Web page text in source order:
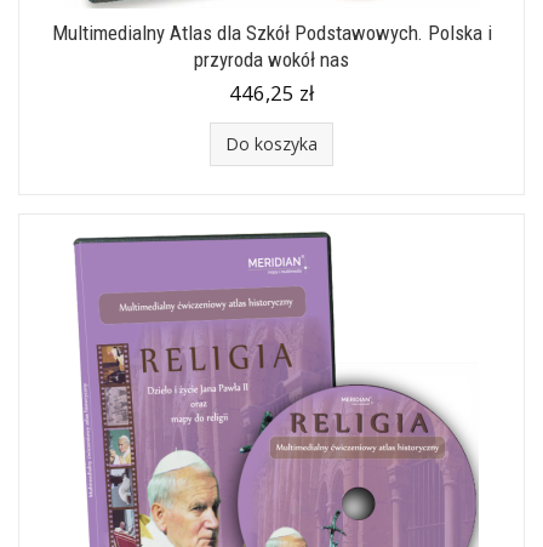
Multimedialny Atlas dla Szkół Podstawowych. Polska i
przyroda wokół nas
446,25 zł
Do koszyka